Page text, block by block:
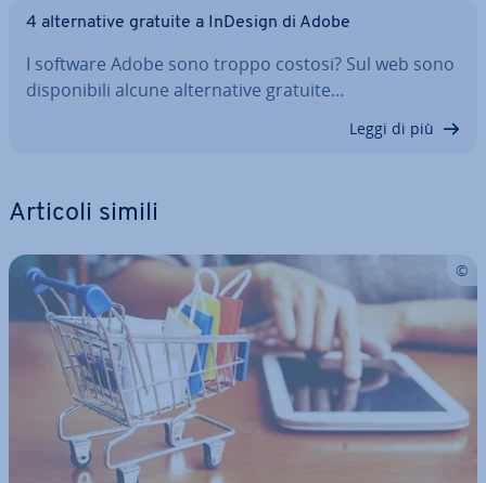
4 al­ter­na­ti­ve gratuite a InDesign di Adobe
I software Adobe sono troppo costosi? Sul web sono
di­spo­ni­bi­li alcune al­ter­na­ti­ve gratuite…
Leggi di più
Articoli simili